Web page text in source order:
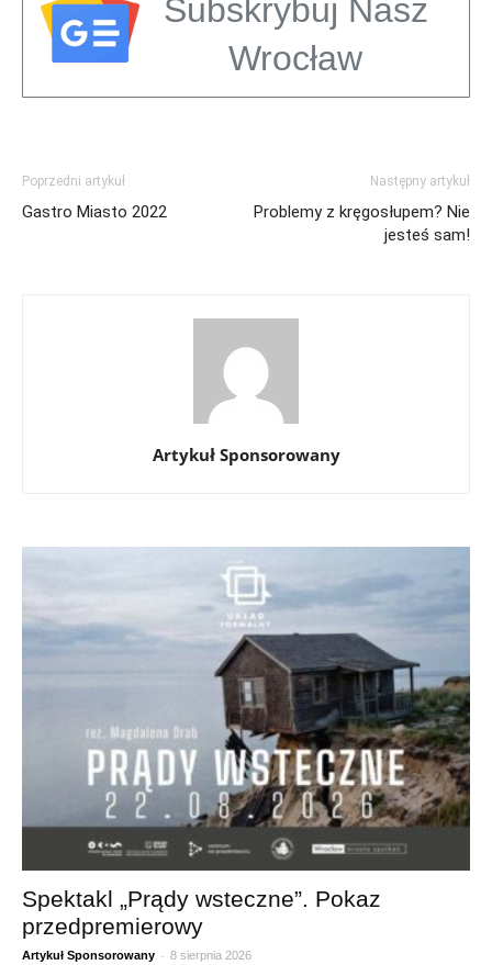
Subskrybuj Nasz
Wrocław
Poprzedni artykuł
Gastro Miasto 2022
Następny artykuł
Problemy z kręgosłupem? Nie
jesteś sam!
Artykuł Sponsorowany
Spektakl „Prądy wsteczne”. Pokaz
przedpremierowy
Artykuł Sponsorowany - 8 sierpnia 2026